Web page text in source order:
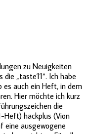
zu Neuigkeiten
„taste11“. Ich habe
es auch ein Heft, in dem
Hier möchte ich kurz
die
Heft) hackplus (Vion
eine ausgewogene